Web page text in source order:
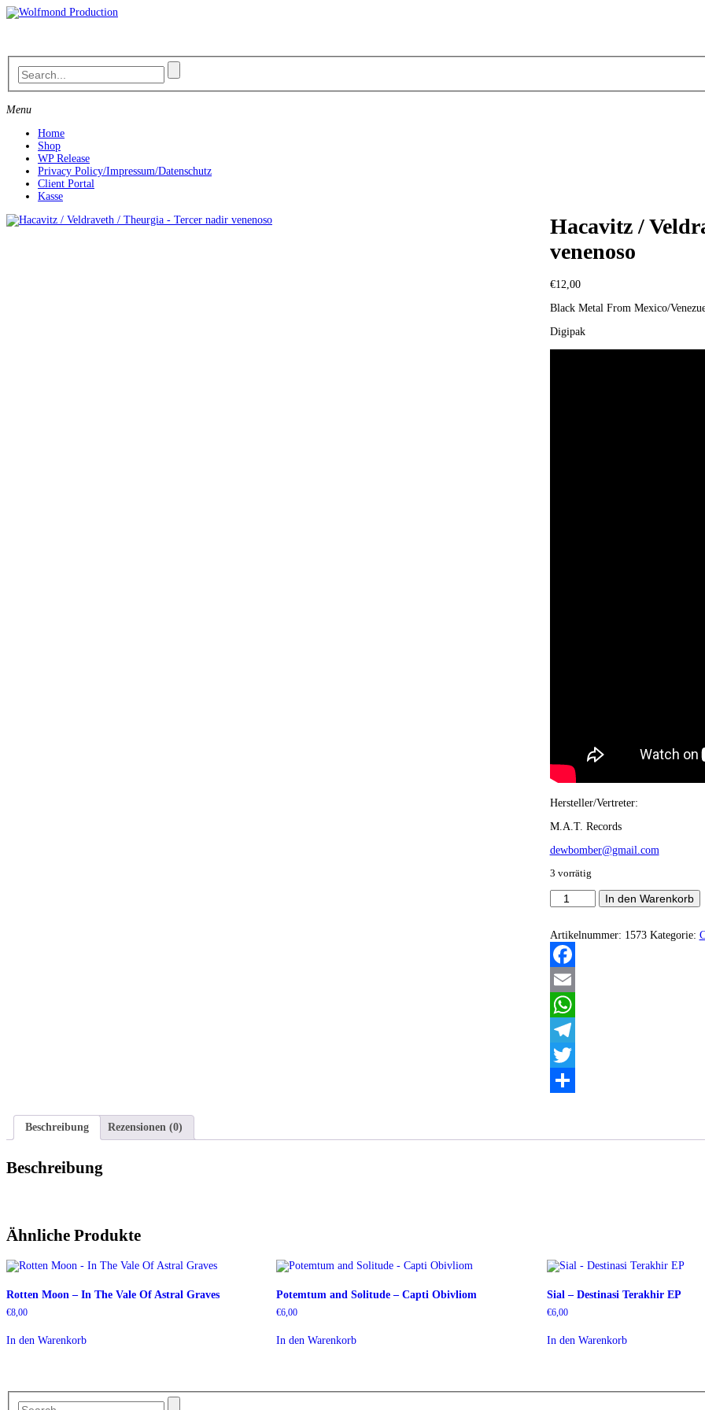
Skip
Menu
Home
Shop
WP Release
Privacy Policy/Impressum/Datenschutz
Client Portal
Kasse
Hacavitz /
venenoso
€12,00
Black Metal From Mexico/
Digipak
Hersteller/Vertreter:
M.A.T. Records
dewbomber@gmail.com
3 vorrätig
Hacavitz
/
/
Theurgia
Tercer
nadir
venenoso
Menge
In den Warenkorb
Artikelnummer: 1573 Kategorie:
Facebook
Email
WhatsApp
Telegram
Twitter
Beschreibung
Rezensionen (0)
Beschreibung
Ähnliche Produkte
Rotten Moon – In The Vale Of Astral Graves
€8,00
In den Warenkorb
Potemtum and Solitude – Capti Obivliom
€6,00
In den Warenkorb
Sial – Destinasi Terakhir EP
€6,00
In den Warenkorb